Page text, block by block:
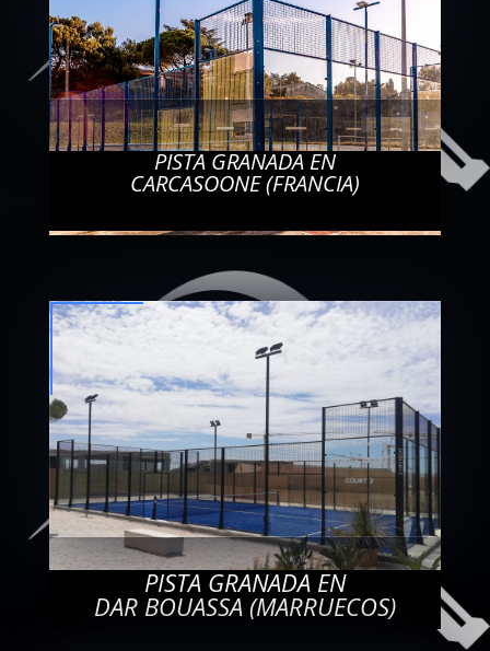
PISTA GRANADA EN
CARCASOONE (FRANCIA)
PISTA GRANADA EN
DAR BOUASSA (MARRUECOS)